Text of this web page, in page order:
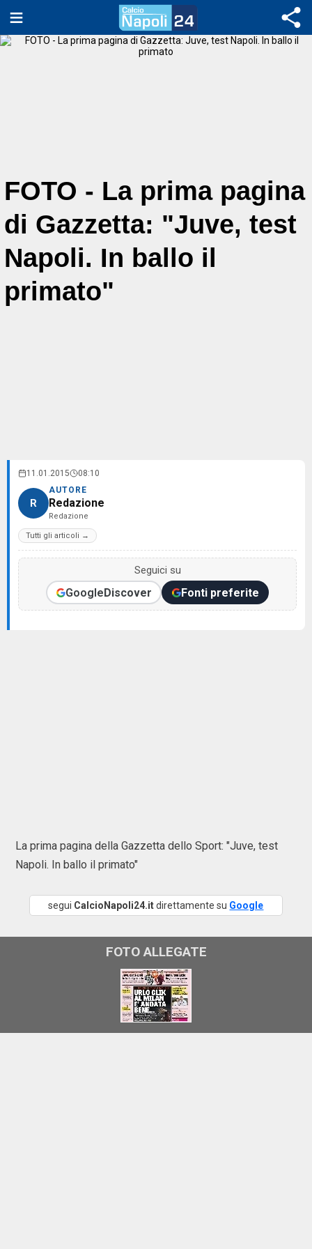
FOTO - La prima pagina
di Gazzetta: "Juve, test
Napoli. In ballo il
primato"
11.01.2015 08:10
R
AUTORE
Redazione
Redazione
Tutti gli articoli →
Seguici su
GoogleDiscover Fonti preferite
La prima pagina della Gazzetta dello Sport: "Juve, test
Napoli. In ballo il primato"
segui CalcioNapoli24.itdirettamente su Google
FOTO ALLEGATE